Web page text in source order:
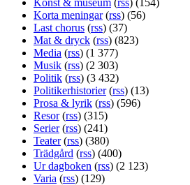
Konst & museum (rss) (154)
Korta meningar(rss) (56)
Last chorus (rss) (37)
Mat & dryck (rss) (823)
Media (rss) (1 377)
Musik (rss) (2 303)
Politik (rss) (3 432)
Politikerhistorier(rss) (13)
Prosa & lyrik (rss) (596)
Resor(rss) (315)
Serier(rss) (241)
Teater(rss) (380)
Trädgård (rss) (400)
Ur dagboken (rss) (2 123)
Varia (rss) (129)